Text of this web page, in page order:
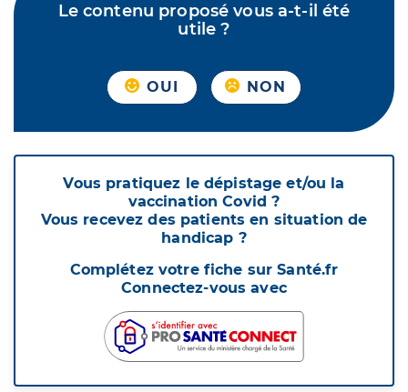
Le contenu proposé vous a-t-il été
utile ?
OUI NON
Vous pratiquez le dépistage et/ou la
vaccination Covid ?
Vous recevez des patients en situation de
handicap ?
Complétez votre fiche sur Santé.fr
Connectez-vous avec